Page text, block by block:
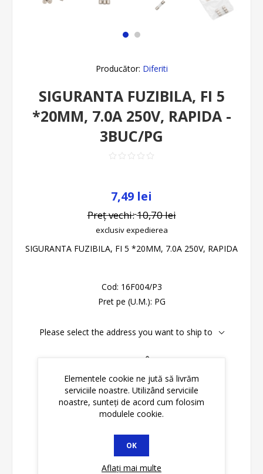
Producător: Diferiti
SIGURANTA FUZIBILA, FI 5
*20MM, 7.0A 250V, RAPIDA -
3BUC/PG
7,49 lei
Preț vechi:10,70 lei
exclusivexpedierea
SIGURANTA FUZIBILA, FI 5 *20MM, 7.0A 250V, RAPIDA
Cod: 16F004/P3
Pret pe (U.M.): PG
Please select the address you want to ship to
În stoc
ADAUGĂ ȊN COŞ
Elementele cookie ne jută să livrăm
serviciile noastre. Utilizând serviciile
noastre, sunteți de acord cum folosim
modulele cookie.
OK
Aflați mai multe